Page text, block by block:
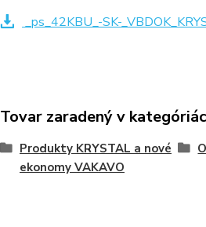
_ps_42KBU_-SK-
Tovar zaradený v
Produkty KRYSTAL a nové
ekonomy VAKAVO